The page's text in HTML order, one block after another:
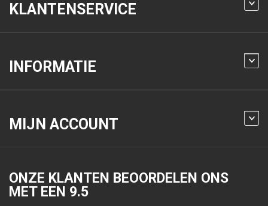
KLANTENSERVICE
INFORMATIE
MIJN ACCOUNT
ONZE KLANTEN BEOORDELEN ONS
MET EEN 9.5